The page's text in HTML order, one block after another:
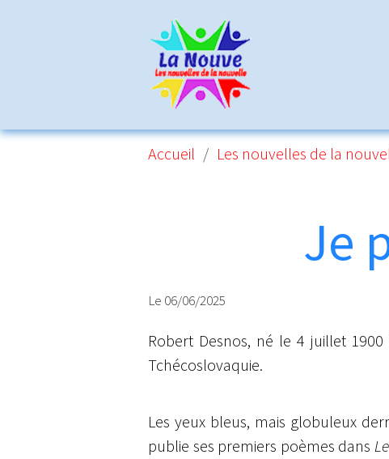
Accueil Les nouvelles de la
Je
Le 06/06/2025
Robert Desnos, né le 4 juillet
Tchécoslovaquie.
Les yeux bleus, mais globuleux
publie ses premiers poèmes dans